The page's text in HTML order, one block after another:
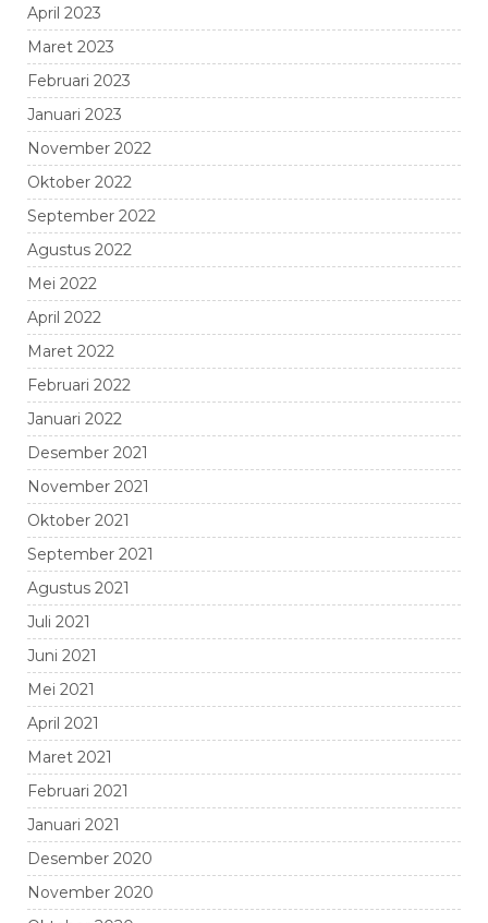
April 2023
Maret 2023
Februari 2023
Januari 2023
November 2022
Oktober 2022
September 2022
Agustus 2022
Mei 2022
April 2022
Maret 2022
Februari 2022
Januari 2022
Desember 2021
November 2021
Oktober 2021
September 2021
Agustus 2021
Juli 2021
Juni 2021
Mei 2021
April 2021
Maret 2021
Februari 2021
Januari 2021
Desember 2020
November 2020